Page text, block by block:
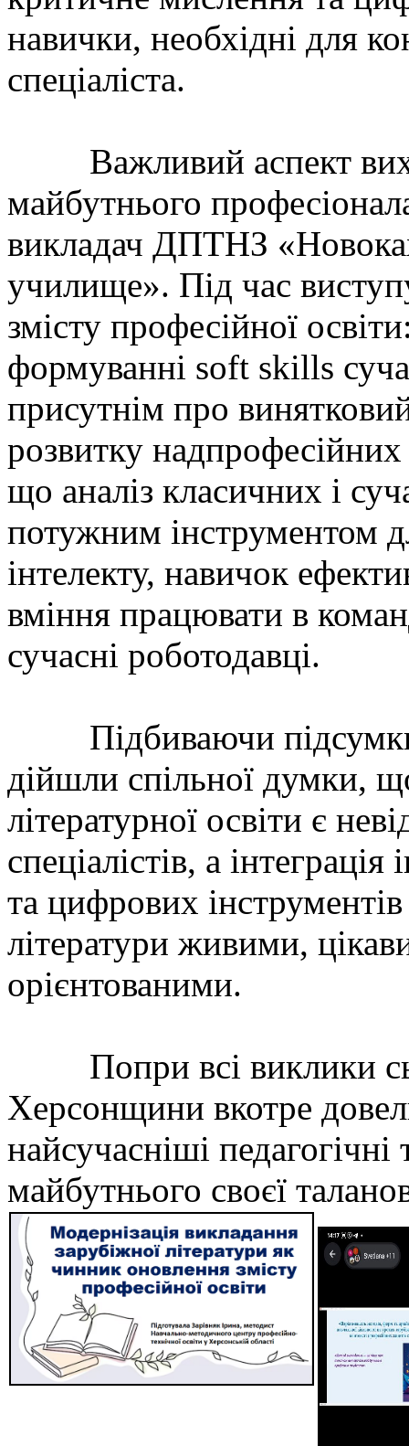
навички, необхідні для
спеціаліста.
Важливий аспект
майбутнього
викладач ДПТНЗ
училище». Під час
змісту професійної
формуванні soft skills
присутнім про
розвитку
що аналіз класичних і
потужним інструментом
інтелекту, навичок
вміння працювати в
сучасні роботодавці.
Підбиваючи підсумки
дійшли спільної думки,
літературної освіти є
спеціалістів, а
та цифрових
літератури живими,
орієнтованими.
Попри всі виклики
Херсонщини вкотре
найсучасніші
майбутнього своєї